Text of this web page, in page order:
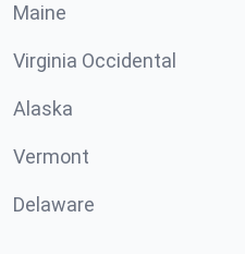
Maine
Virginia Occidental
Alaska
Vermont
Delaware